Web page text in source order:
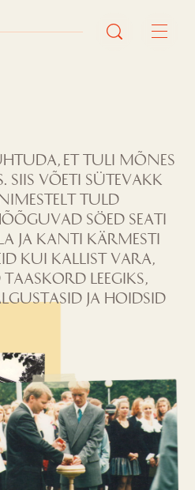
arvestused
ülekandmine
aumärgid
English
Videod Galeriid
et tuli mõnes
Siis võeti sütevakk
tuld
söed seati
ja kanti kärmesti
kui kallist vara,
leegiks,
ja hoidsid